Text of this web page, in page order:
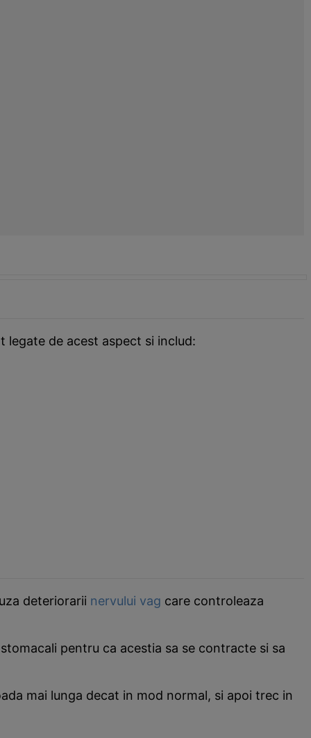
legate de acest aspect si includ:
deteriorarii nervului vag care controleaza
pentru ca acestia sa se contracte si sa
mai lunga decat in mod normal, si apoi trec in